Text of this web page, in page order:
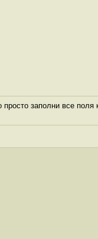
заполни все поля